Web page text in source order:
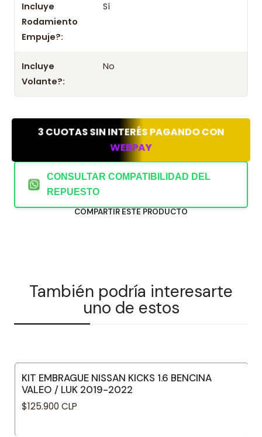
Incluye
Rodamiento
Empuje?:
Sí
Incluye
Volante?:
No
3 CUOTAS SIN INTERÉS PAGANDO CON
WEBPAY
CONSULTAR COMPATIBILIDAD DEL
REPUESTO
COMPARTIR ESTE PRODUCTO
También podría interesarte
uno de estos
KIT EMBRAGUE NISSAN KICKS 1.6 BENCINA
VALEO / LUK 2019-2022
$125.900 CLP